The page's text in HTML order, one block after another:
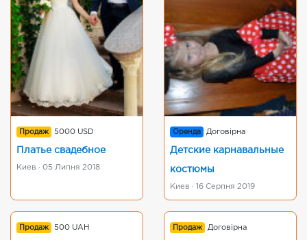
Продаж 5000 USD
Платье свадебное
Киев · 05 Липня 2018
Оренда Договірна
Детские карнавальные
костюмы
Киев · 16 Серпня 2019
Продаж 500 UAH Продаж Договірна